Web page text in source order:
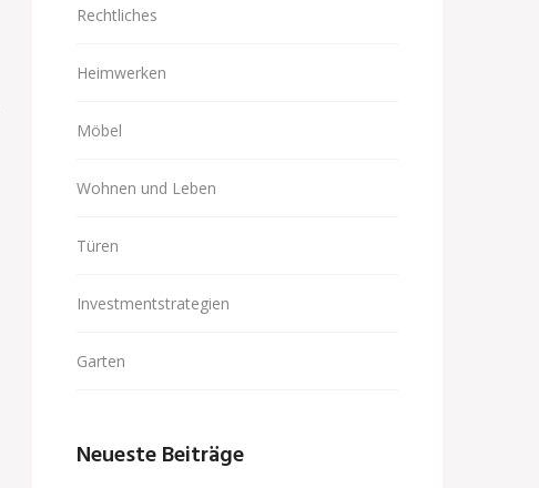
Rechtliches
Heimwerken
Möbel
Wohnen und Leben
Türen
Investmentstrategien
Garten
Neueste Beiträge